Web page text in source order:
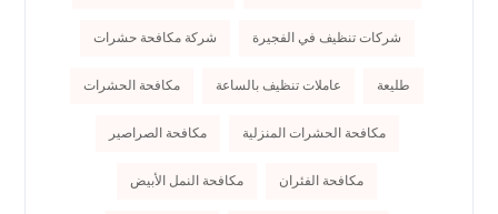
شركات تنظيف في الفجيرة شركة مكافحة حشرات
طليعة عاملات تنظيف بالساعة مكافحة الحشرات
مكافحة الحشرات المنزلية مكافحة الصراصير
مكافحة الفئران مكافحة النمل الأبيض